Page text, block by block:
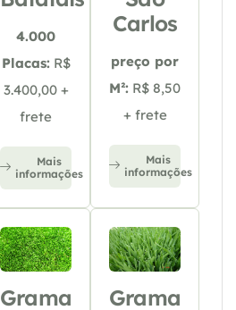
4.000
Placas: R$
3.400,00 +
frete
Mais
informações
Carlos
preço por
M²: R$ 8,50
+ frete
Mais
informações
Grama
Grama